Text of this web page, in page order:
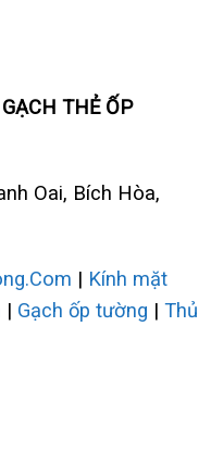
THẺ ỐP
Oai, Bích Hòa,
| Kính mặt
| Gạch ốp tường | Thủ